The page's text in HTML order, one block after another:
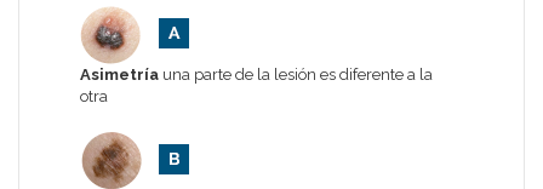
Asimetría una parte de la lesión es diferente a la
otra